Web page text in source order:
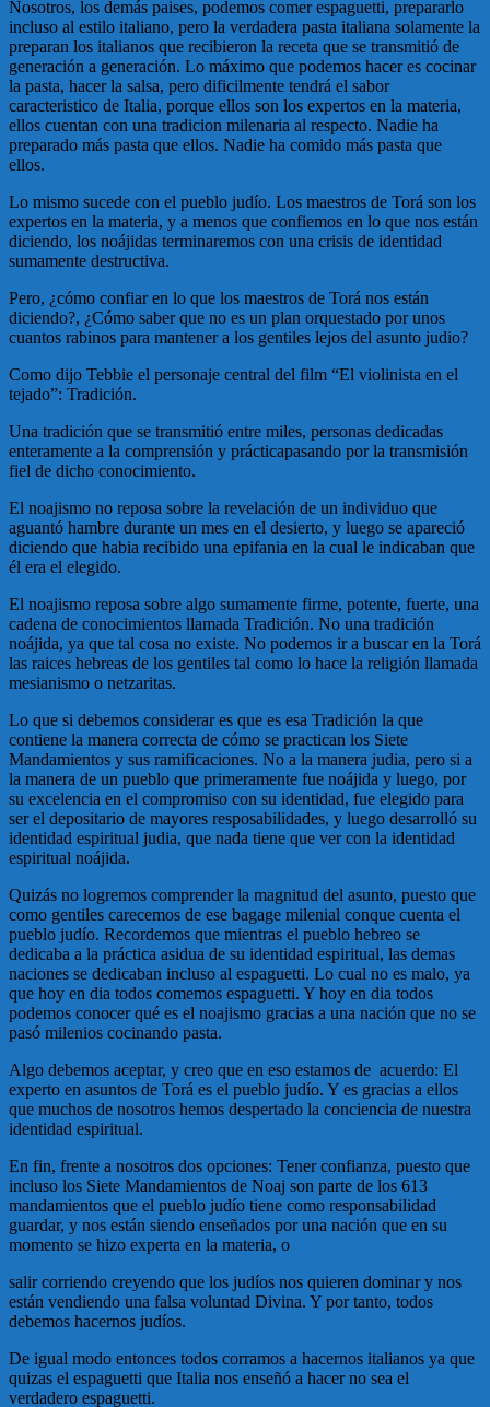
Nosotros, los demás paises, podemos comer espaguetti, prepararlo
incluso al estilo italiano, pero la verdadera pasta italiana solamente la
preparan los italianos que recibieron la receta que se transmitió de
generación a generación. Lo máximo que podemos hacer es cocinar
la pasta, hacer la salsa, pero dificilmente tendrá el sabor
caracteristico de Italia, porque ellos son los expertos en la materia,
ellos cuentan con una tradicion milenaria al respecto. Nadie ha
preparado más pasta que ellos. Nadie ha comido más pasta que
ellos.
Lo mismo sucede con el pueblo judío. Los maestros de Torá son los
expertos en la materia, y a menos que confiemos en lo que nos están
diciendo, los noájidas terminaremos con una crisis de identidad
sumamente destructiva.
Pero, ¿cómo confiar en lo que los maestros de Torá nos están
diciendo?, ¿Cómo saber que no es un plan orquestado por unos
cuantos rabinos para mantener a los gentiles lejos del asunto judio?
Como dijo Tebbie el personaje central del film “El violinista en el
tejado”: Tradición.
Una tradición que se transmitió entre miles, personas dedicadas
enteramente a la comprensión y prácticapasando por la transmisión
fiel de dicho conocimiento.
El noajismo no reposa sobre la revelación de un individuo que
aguantó hambre durante un mes en el desierto, y luego se apareció
diciendo que habia recibido una epifania en la cual le indicaban que
él era el elegido.
El noajismo reposa sobre algo sumamente firme, potente, fuerte, una
cadena de conocimientos llamada Tradición. No una tradición
noájida, ya que tal cosa no existe. No podemos ir a buscar en la Torá
las raices hebreas de los gentiles tal como lo hace la religión llamada
mesianismo o netzaritas.
Lo que si debemos considerar es que es esa Tradición la que
contiene la manera correcta de cómo se practican los Siete
Mandamientos y sus ramificaciones. No a la manera judia, pero si a
la manera de un pueblo que primeramente fue noájida y luego, por
su excelencia en el compromiso con su identidad, fue elegido para
ser el depositario de mayores resposabilidades, y luego desarrolló su
identidad espiritual judia, que nada tiene que ver con la identidad
espiritual noájida.
Quizás no logremos comprender la magnitud del asunto, puesto que
como gentiles carecemos de ese bagage milenial conque cuenta el
pueblo judío. Recordemos que mientras el pueblo hebreo se
dedicaba a la práctica asidua de su identidad espiritual, las demas
naciones se dedicaban incluso al espaguetti. Lo cual no es malo, ya
que hoy en dia todos comemos espaguetti. Y hoy en dia todos
podemos conocer qué es el noajismo gracias a una nación que no se
pasó milenios cocinando pasta.
Algo debemos aceptar, y creo que en eso estamos de acuerdo: El
experto en asuntos de Torá es el pueblo judío. Y es gracias a ellos
que muchos de nosotros hemos despertado la conciencia de nuestra
identidad espiritual.
En fin, frente a nosotros dos opciones: Tener confianza, puesto que
incluso los Siete Mandamientos de Noaj son parte de los 613
mandamientos que el pueblo judío tiene como responsabilidad
guardar, y nos están siendo enseñados por una nación que en su
momento se hizo experta en la materia, o
salir corriendo creyendo que los judíos nos quieren dominar y nos
están vendiendo una falsa voluntad Divina. Y por tanto, todos
debemos hacernos judíos.
De igual modo entonces todos corramos a hacernos italianos ya que
quizas el espaguetti que Italia nos enseñó a hacer no sea el
verdadero espaguetti.